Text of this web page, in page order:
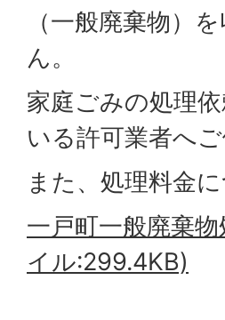
（一般廃棄物）
ん。
家庭ごみの処理
いる許可業者へご
また、処理料金
一戸町一般廃棄
イル:299.4KB)